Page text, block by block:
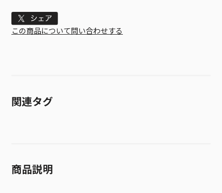
Tweet
この商品について問い合わせする
関連タグ
商品説明